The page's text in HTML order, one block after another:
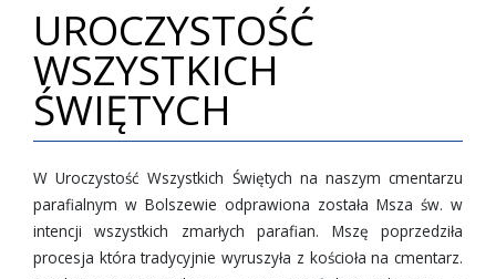
UROCZYSTOŚĆ
WSZYSTKICH
ŚWIĘTYCH
W Uroczystość Wszystkich Świętych na naszym cmentarzu
parafialnym w Bolszewie odprawiona została Msza św. w
intencji wszystkich zmarłych parafian. Mszę poprzedziła
procesja która tradycyjnie wyruszyła z kościoła na cmentarz.